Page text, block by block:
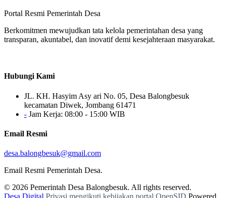
Portal Resmi Pemerintah Desa
Berkomitmen mewujudkan tata kelola pemerintahan desa yang
transparan, akuntabel, dan inovatif demi kesejahteraan masyarakat.
Hubungi Kami
JL. KH. Hasyim Asy ari No. 05, Desa Balongbesuk
kecamatan Diwek, Jombang 61471
- Jam Kerja: 08:00 - 15:00 WIB
Email Resmi
desa.balongbesuk@gmail.com
Email Resmi Pemerintah Desa.
© 2026 Pemerintah Desa Balongbesuk. All rights reserved.